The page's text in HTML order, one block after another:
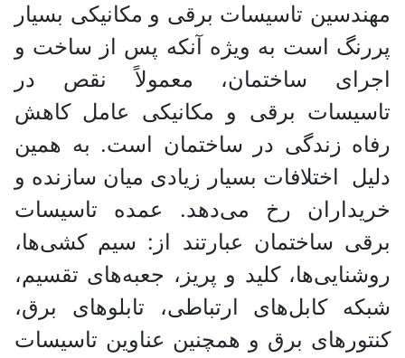
مهندسین تاسیسات برقی و مکانیکی بسیار
پررنگ است به ویژه آنکه پس از ساخت و
اجرای ساختمان، معمولاً نقص در
تاسیسات برقی و مکانیکی عامل کاهش
رفاه زندگی در ساختمان است. به همین
دلیل اختلافات بسیار زیادی میان سازنده و
خریداران رخ می‌دهد. عمده تاسیسات
برقی ساختمان عبارتند از: سیم کشی‌ها،
روشنایی‌ها، کلید و پریز، جعبه‌های تقسیم،
شبکه کابل‌های ارتباطی، تابلوهای برق،
کنتورهای برق و همچنین عناوین تاسیسات